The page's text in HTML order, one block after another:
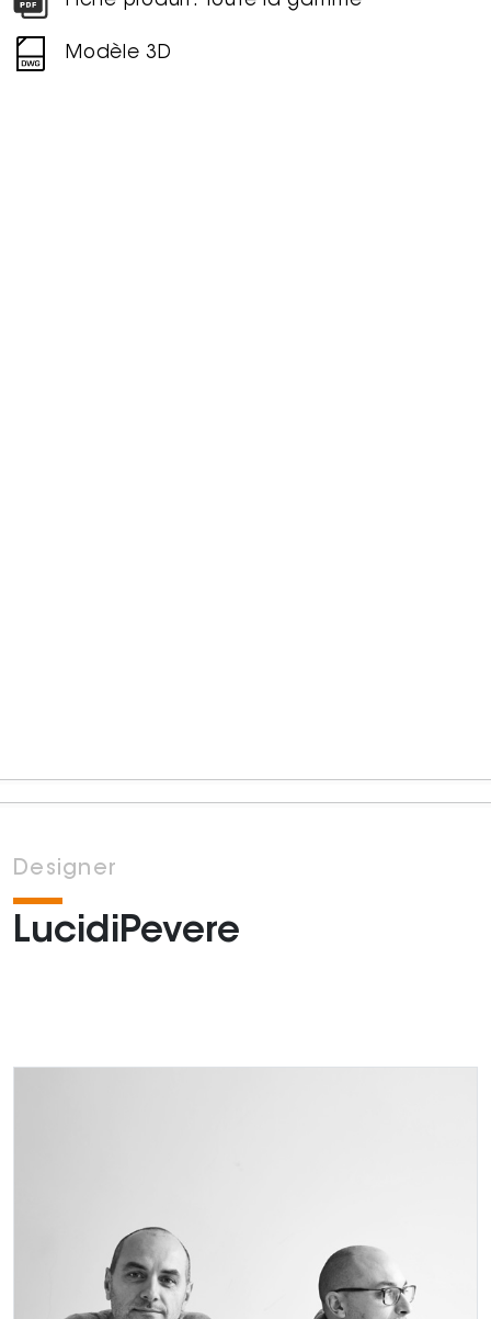
Modèle 3D
Designer
LucidiPevere